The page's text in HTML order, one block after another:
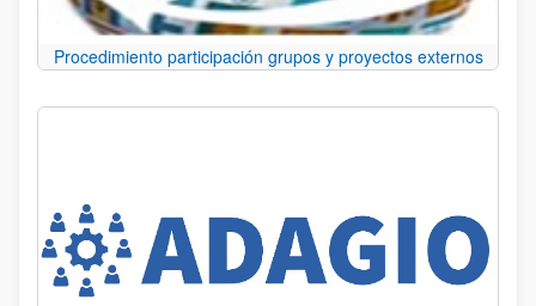
Procedimiento participación grupos y proyectos externos